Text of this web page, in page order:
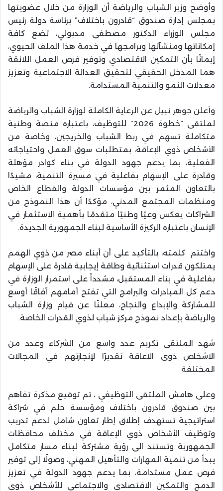
وأوضح وزير الشباب والرياضة أن الوزارة من خلال عضويتها
بمجلس إدارة صندوق “قادرون باختلاف” برئاسة دولة رئيس
مجلس الوزراء الدكتور مصطفى مدبولي، تضع كافة
إمكاناتها ومنشآتها وبرامجها في خدمة هذا الملف الحيوي،
إيمانًا بأن التمكين الاقتصادي وتوفير فرص العمل اللائقة
هما المدخل الحقيقي لتحقيق العدالة الاجتماعية وتعزيز
معدلات النمو والتنمية المستدامة.
وأعلن جوهر نبيل عن الرعاية الكاملة لوزارة الشباب والرياضة
لملتقى “خطوة 2026” للتوظيف، باعتباره منصة وطنية
متكاملة تسهم في ربط الشباب والخريجين، وخاصة من
الأشخاص ذوي الإعاقة، بمتطلبات سوق العمل واحتياجاته
الفعلية، بما يدعم جهود الدولة في بناء كوادر مؤهلة
وقادرة على الإسهام بفاعلية في مسيرة التنمية، مشيدًا
بالتعاون المثمر بين مؤسسات الدولة والقطاع الخاص
ومنظمات المجتمع المدني، مؤكدًا أن هذا النموذج من
الشراكات يعكس وعيًا وطنيًا متقدمًا بأهمية الاستثمار في
الإنسان باعتباره الركيزة الأساسية لبناء الجمهورية الجديدة.
واختتم كلمته، بالتأكيد على أن أبناء مصر من ذوي الهمم
يمتلكون قدرات استثنائية وطاقة إيجابية قادرة على الإسهام
بفاعلية في بناء المستقبل، مشدداً على استمرار الوزارة في
دعم كل المبادرات والبرامج التي تفتح أمامهم آفاقًا أوسع
للمشاركة والإبداع والنجاح، معلنًا عن قيام وزارة الشباب
والرياضة بإعداد نموذج مركز شباب لذوي القدرات الخاصة.
شهد الملتقى تكريم عدد واسع من الشركاء وعدد من
الاشخاص ذوى الاعاقة تقديرًا لإنجازتهم في المجالات
المختلفة
وعلى هامش الملتقى التوظيفي ، تم توقيع مذكرة تفاهم
بين صندوق قادرون باختلاف ومؤسسة حلم في شراكة
استراتيجية تستهدف إطلاق إطار تعاون شامل لدعم تدريب
وتوظيف الأشخاص ذوي الإعاقة في مختلف محافظات
الجمهورية وتستند الى رؤية مشتركة لبناء مسار متكامل
يبدأ من تنمية المهارات والتأهيل المهني، وصولًا إلى توفير
فرص عمل مستدامة، بما يدعم جهود الدولة في تعزيز
الدمج والتمكين الاقتصادي والاجتماعي للأشخاص ذوي